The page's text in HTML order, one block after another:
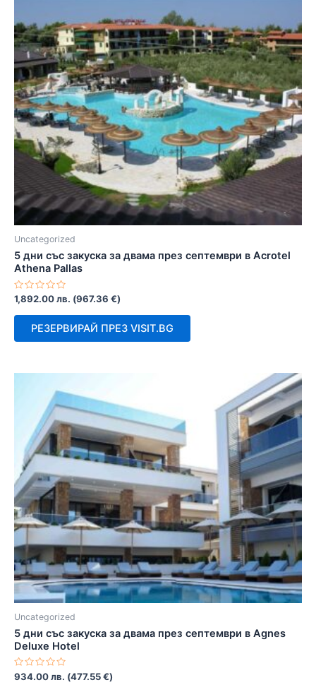
Uncategorized
5 дни със закуска за двама през септември в Acrotel
Athena Pallas
Оценено
с
0
1,892.00лв. (967.36 €)
РЕЗЕРВИРАЙ ПРЕЗ VISIT.BG
Uncategorized
5 дни със закуска за двама през септември в Agnes
Deluxe Hotel
Оценено
934.00лв. (477.55€)